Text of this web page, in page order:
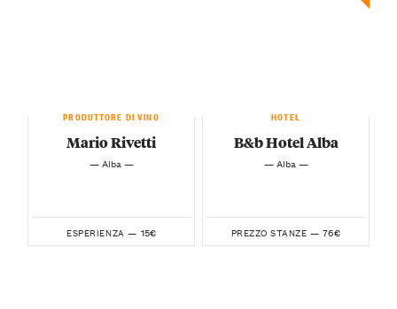
PRODUTTORE DI VINO
Mario Rivetti
— Alba —
ESPERIENZA — 15€
HOTEL
B&b Hotel Alba
— Alba —
PREZZO STANZE — 76€